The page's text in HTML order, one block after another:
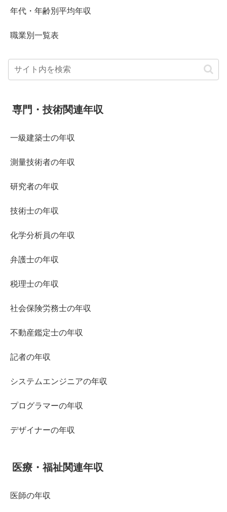
年代・年齢別平均年収
職業別一覧表
専門・技術関連年収
一級建築士の年収
測量技術者の年収
研究者の年収
技術士の年収
化学分析員の年収
弁護士の年収
税理士の年収
社会保険労務士の年収
不動産鑑定士の年収
記者の年収
システムエンジニアの年収
プログラマーの年収
デザイナーの年収
医療・福祉関連年収
医師の年収